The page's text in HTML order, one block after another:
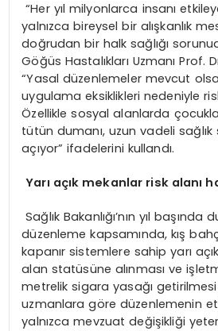
“Her yıl milyonlarca insanı
yalnızca bireysel bir alışkanlık
doğrudan bir halk sağlığı
Göğüs Hastalıkları Uzmanı Prof.
“Yasal düzenlemeler mevcut
uygulama eksiklikleri nedeniyle
Özellikle sosyal alanlarda
tütün dumanı, uzun vadeli sağlık
açıyor” ifadelerini kullandı.
Yarı açık mekanlar risk alanı
Sağlık Bakanlığı’nın yıl
düzenleme kapsamında, kış
kapanır sistemlere sahip yarı
alan statüsüne alınması ve
metrelik sigara yasağı
uzmanlara göre düzenlemenin
yalnızca mevzuat değişikliği